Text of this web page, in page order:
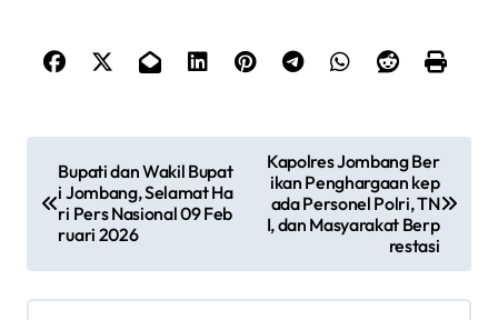
i
g
Bupati dan Wakil Bupat
i Jombang, Selamat Ha
ri Pers Nasional 09 Feb
ruari 2026
Kapolres Jombang Ber
ikan Penghargaan kep
ada Personel Polri, TN
I, dan Masyarakat Berp
restasi